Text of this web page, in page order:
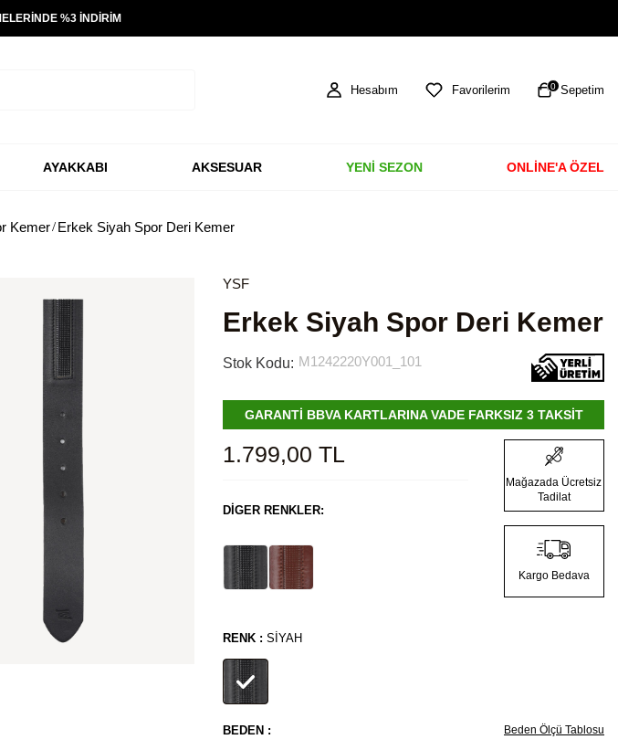
%3 İNDİRİM
Hesabım Favorilerim 0 Sepetim
AYAKKABI AKSESUAR YENİ SEZON ONLİNE'A ÖZEL
Kemer Erkek Siyah Spor Deri Kemer
YSF
Erkek Siyah Spor Deri Kemer
Stok Kodu: M1242220Y001_101
GARANTİ BBVA KARTLARINA VADE FARKSIZ 3 TAKSİT
1.799,00 TL
DIGER RENKLER:
Mağazada Ücretsiz
Tadilat
Kargo Bedava
RENK : SIYAH
BEDEN : Beden Ölçü Tablosu